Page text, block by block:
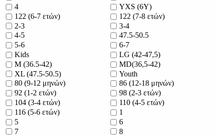
4
YXS (6Y)
122 (6-7 ετών)
122 (7-8 ετών)
2-3
3-4
4-5
47.5-50.5
5-6
6-7
Kids
LG (42-47,5)
M (36.5-42)
MD(36,5-42)
XL (47.5-50.5)
Youth
80 (9-12 μηνών)
86 (12-18 μηνών)
92 (1-2 ετών)
98 (2-3 ετών)
104 (3-4 ετών)
110 (4-5 ετών)
116 (5-6 ετών)
1
5
6
7
8